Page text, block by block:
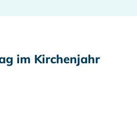
im Kirchenjahr